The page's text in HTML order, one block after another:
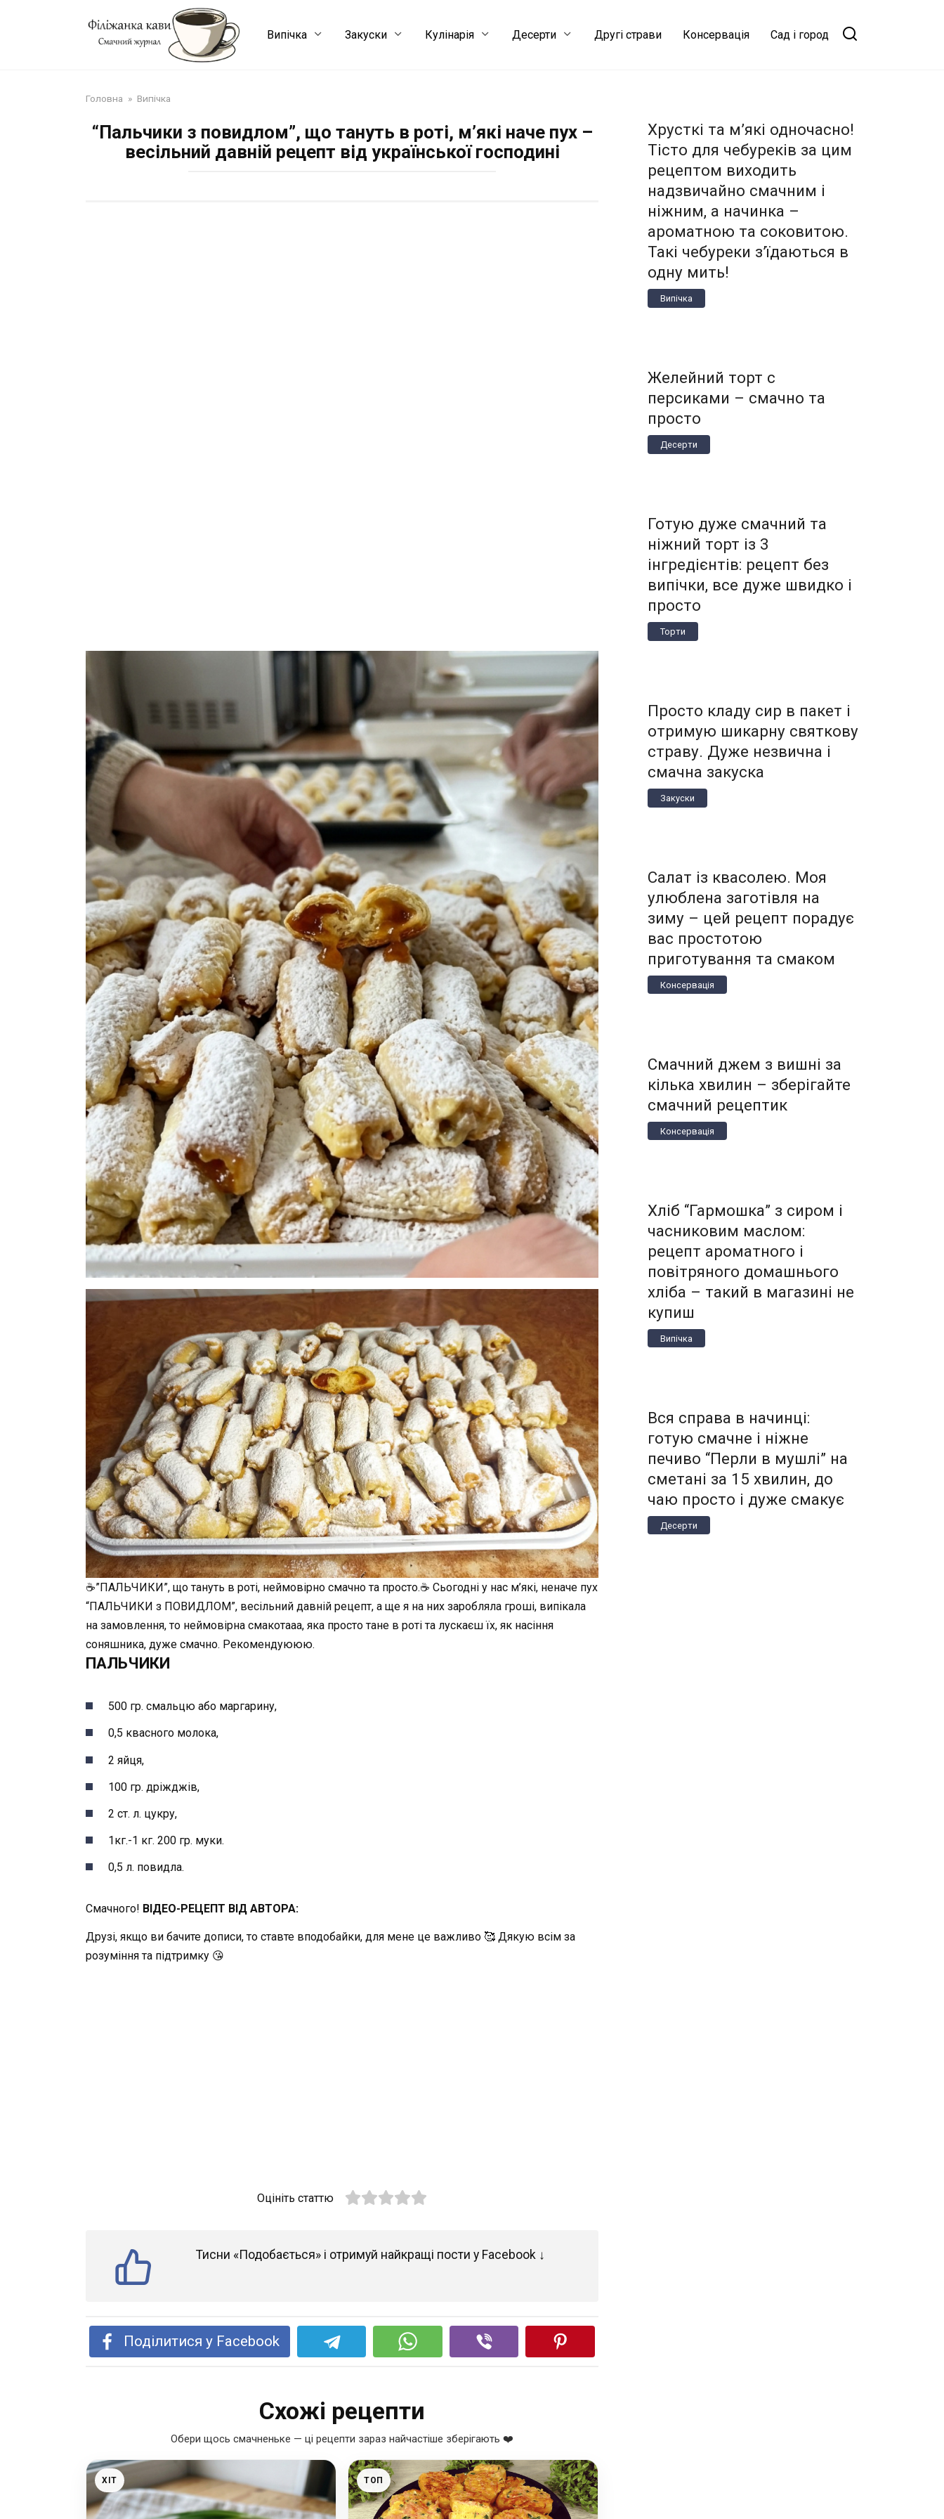
Випічка Закуски Кулінарія Десерти Другі страви Консервація Сад і город
Головна » Випічка
“Пальчики з повидлом”, що тануть в роті, м’які наче пух –
весільний давній рецепт від української господині
☕”ПАЛЬЧИКИ”, що тануть в роті, неймовірно смачно та просто.☕ Сьогодні у нас м’які, неначе пух
“ПАЛЬЧИКИ з ПОВИДЛОМ”, весільний давній рецепт, а ще я на них заробляла гроші, випікала
на замовлення, то неймовірна смакотааа, яка просто тане в роті та лускаєш їх, як насіння
соняшника, дуже смачно. Рекомендуююю.
ПАЛЬЧИКИ
500 гр. смальцю або маргарину,
0,5 квасного молока,
2 яйця,
100 гр. дріжджів,
2 ст. л. цукру,
1кг.-1 кг. 200 гр. муки.
0,5 л. повидла.
Смачного! ВІДЕО-РЕЦЕПТ ВІД АВТОРА:
Друзі, якщо ви бачите дописи, то ставте вподобайки, для мене це важливо 🥰 Дякую всім за
розуміння та підтримку 😘
Оцініть статтю
Тисни «Подобається» і отримуй найкращі пости у Facebook ↓
Поділитися у Facebook
Схожі рецепти
Обери щось смачненьке — ці рецепти зараз найчастіше зберігають ❤️
ХІТ ТОП
Хрусткі та м’які одночасно!
Тісто для чебуреків за цим
рецептом виходить
надзвичайно смачним і
ніжним, а начинка –
ароматною та соковитою.
Такі чебуреки з’їдаються в
одну мить!
Випічка
Желейний торт с
персиками – смачно та
просто
Десерти
Готую дуже смачний та
ніжний торт із 3
інгредієнтів: рецепт без
випічки, все дуже швидко і
просто
Торти
Просто кладу сир в пакет і
отримую шикарну святкову
страву. Дуже незвична і
смачна закуска
Закуски
Салат із квасолею. Моя
улюблена заготівля на
зиму – цей рецепт порадує
вас простотою
приготування та смаком
Консервація
Смачний джем з вишні за
кілька хвилин – зберігайте
смачний рецептик
Консервація
Хліб “Гармошка” з сиром і
часниковим маслом:
рецепт ароматного і
повітряного домашнього
хліба – такий в магазині не
купиш
Випічка
Вся справа в начинці:
готую смачне і ніжне
печиво “Перли в мушлі” на
сметані за 15 хвилин, до
чаю просто і дуже смакує
Десерти